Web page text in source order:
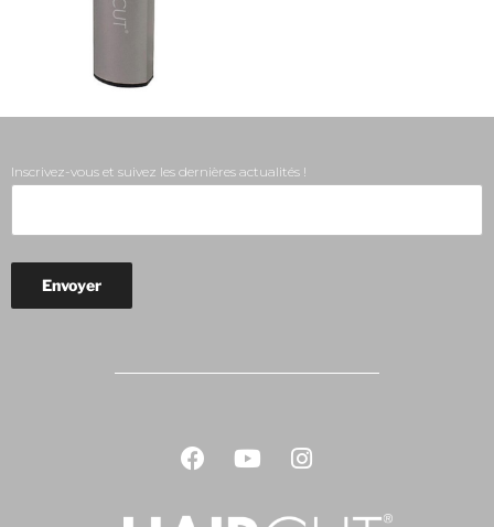
Inscrivez-vous et suivez les dernières actualités !